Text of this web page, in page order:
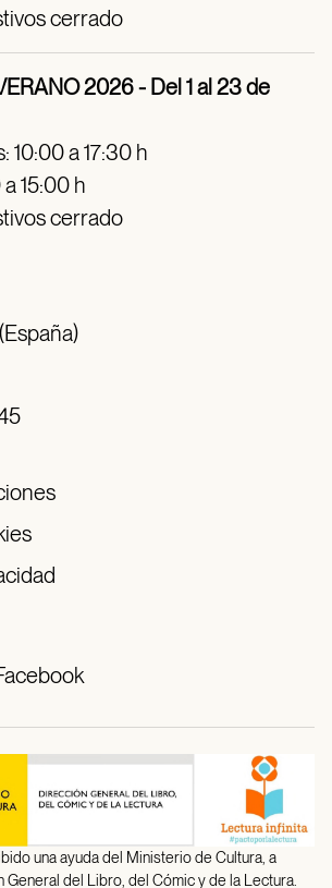
cerrado
2026 - Del 1 al 23 de
10:00 a 17:30 h
15:00 h
cerrado
una ayuda del Ministerio de Cultura, a
del Libro, del Cómic y de la Lectura.